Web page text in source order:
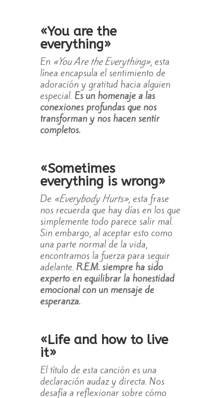
«You are the
everything»
En «You Are the Everything», esta
línea encapsula el sentimiento de
adoración y gratitud hacia alguien
especial. Es un homenaje a las
conexiones profundas que nos
transforman y nos hacen sentir
completos.
«Sometimes
everything is wrong»
De «Everybody Hurts», esta frase
nos recuerda que hay días en los que
simplemente todo parece salir mal.
Sin embargo, al aceptar esto como
una parte normal de la vida,
encontramos la fuerza para seguir
adelante. R.E.M. siempre ha sido
experto en equilibrar la honestidad
emocional con un mensaje de
esperanza.
«Life and how to live
it»
El título de esta canción es una
declaración audaz y directa. Nos
desafía a reflexionar sobre cómo